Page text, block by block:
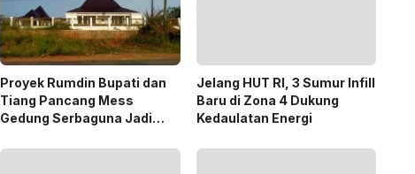
Proyek Rumdin Bupati dan
Tiang Pancang Mess
Gedung Serbaguna Jadi
Jelang HUT RI, 3 Sumur Infill
Baru di Zona 4 Dukung
Kedaulatan Energi